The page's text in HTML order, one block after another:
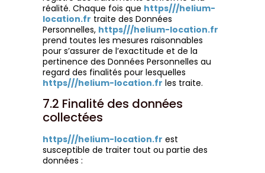
réalité. Chaque fois que https///helium-
location.fr traite des Données
Personnelles, https///helium-location.fr
prend toutes les mesures raisonnables
pour s’assurer de l’exactitude et de la
pertinence des Données Personnelles au
regard des finalités pour lesquelles
https///helium-location.fr les traite.
7.2 Finalité des données
collectées
https///helium-location.fr est
susceptible de traiter tout ou partie des
données :